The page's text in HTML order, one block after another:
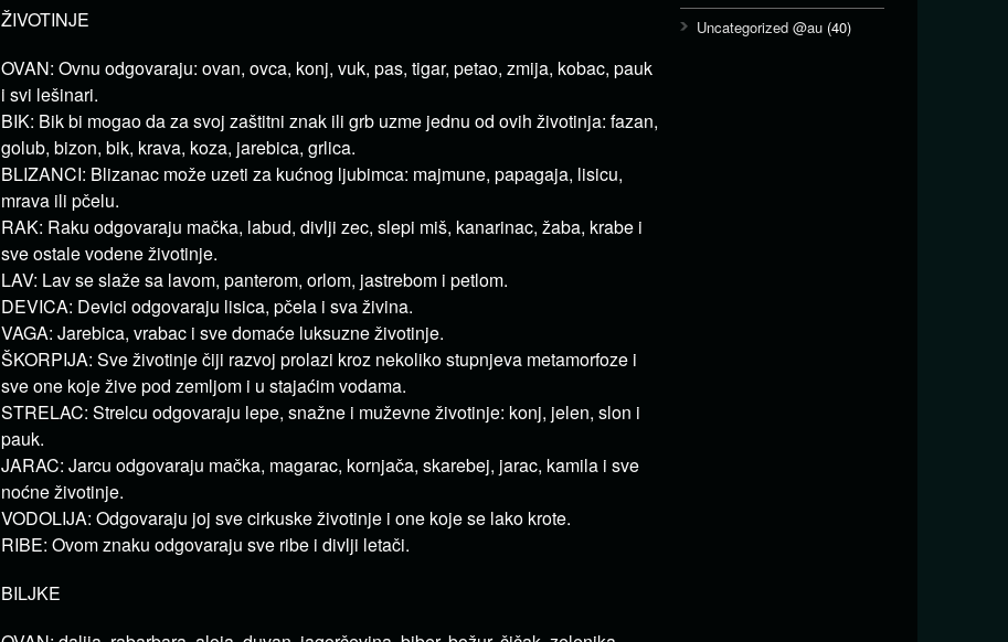
ŽIVOTINJE
OVAN: Ovnu odgovaraju: ovan, ovca, konj, vuk, pas, tigar, petao, zmija, kobac, pauk
i svi lešinari.
BIK: Bik bi mogao da za svoj zaštitni znak ili grb uzme jednu od ovih životinja: fazan,
golub, bizon, bik, krava, koza, jarebica, grlica.
BLIZANCI: Blizanac može uzeti za kućnog ljubimca: majmune, papagaja, lisicu,
mrava ili pčelu.
RAK: Raku odgovaraju mačka, labud, divlji zec, slepi miš, kanarinac, žaba, krabe i
sve ostale vodene životinje.
LAV: Lav se slaže sa lavom, panterom, orlom, jastrebom i petlom.
DEVICA: Devici odgovaraju lisica, pčela i sva živina.
VAGA: Jarebica, vrabac i sve domaće luksuzne životinje.
ŠKORPIJA: Sve životinje čiji razvoj prolazi kroz nekoliko stupnjeva metamorfoze i
sve one koje žive pod zemljom i u stajaćim vodama.
STRELAC: Strelcu odgovaraju lepe, snažne i muževne životinje: konj, jelen, slon i
pauk.
JARAC: Jarcu odgovaraju mačka, magarac, kornjača, skarebej, jarac, kamila i sve
noćne životinje.
VODOLIJA: Odgovaraju joj sve cirkuske životinje i one koje se lako krote.
RIBE: Ovom znaku odgovaraju sve ribe i divlji letači.
BILJKE
Uncategorized @au (40)